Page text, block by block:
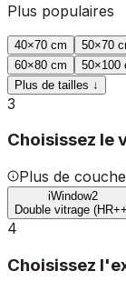
Plus populaires
40×70 cm 50×70
60×80 cm 50×100
Plus de tailles ↓
3
Choisissez le
Plus de
iWindow2
Double vitrage
4
Choisissez